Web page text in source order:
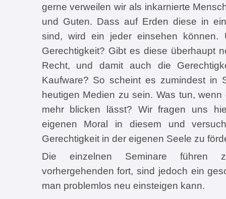
gerne verweilen wir als inkarnierte
und Guten. Dass auf Erden diese in
sind, wird ein jeder einsehen
Gerechtigkeit? Gibt es diese überhaupt
Recht, und damit auch die
Kaufware? So scheint es zumindest in
heutigen Medien zu sein. Was tun,
mehr blicken lässt? Wir fragen uns
eigenen Moral in diesem und
Gerechtigkeit in der eigenen Seele zu
Die einzelnen Seminare führen
vorhergehenden fort, sind jedoch ein
man problemlos neu einsteigen kann.